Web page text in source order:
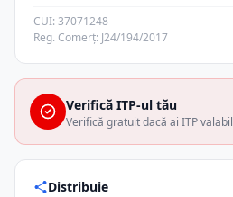
CUI: 37071248
Reg. Comerț: J24/194/2017
Verifică ITP-ul tău
Verifică gratuit dacă ai ITP valabil
Distribuie